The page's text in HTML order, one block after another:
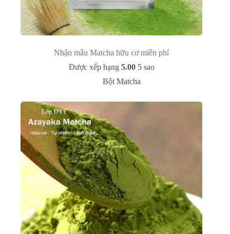
Nhận mẫu Matcha hữu cơ miễn phí
Được xếp hạng 5.005 sao
Bột Matcha